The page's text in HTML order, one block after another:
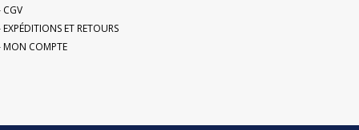
CGV
EXPÉDITIONS ET RETOURS
MON COMPTE